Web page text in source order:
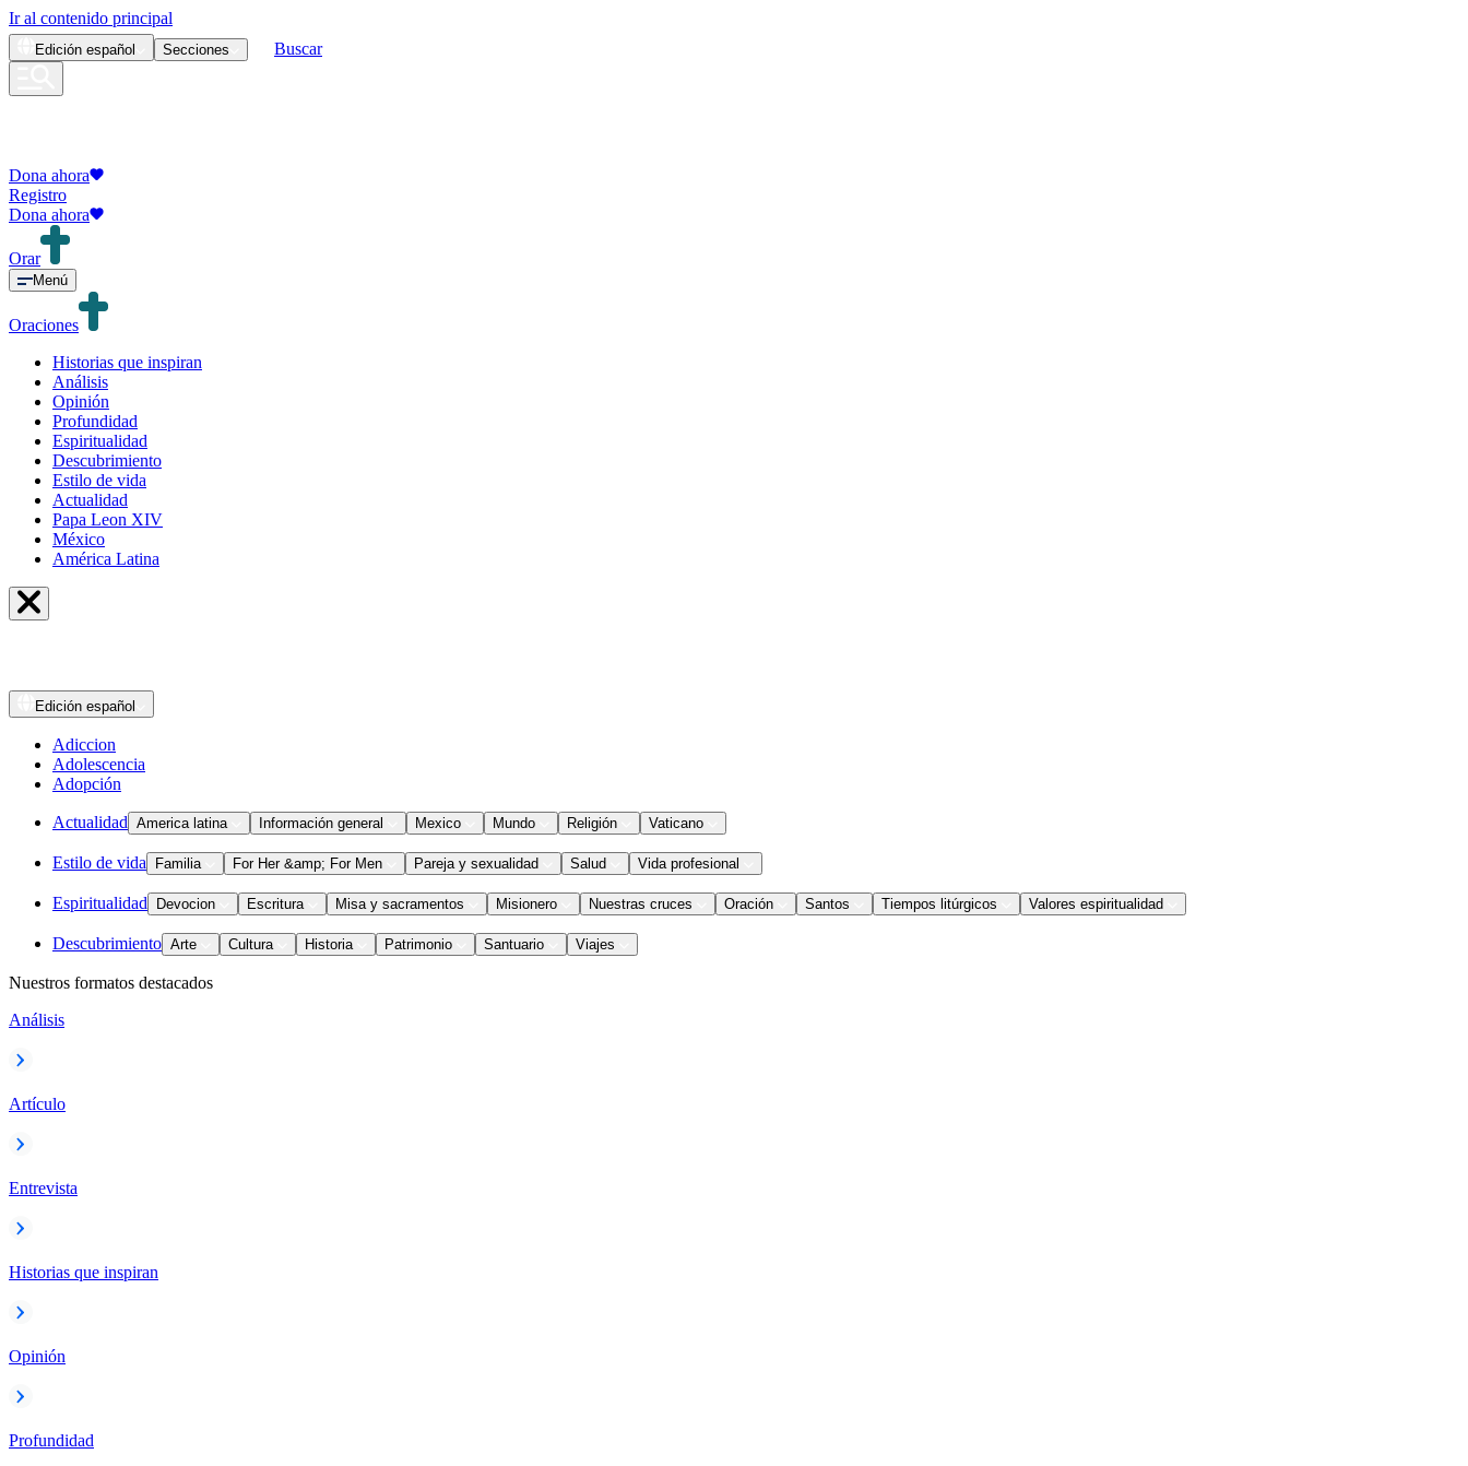
Ir al contenido principal
Edición español Secciones Buscar
Dona ahora
Registro
Dona ahora
Orar
Menú
Oraciones
Historias que inspiran
Análisis
Opinión
Profundidad
Espiritualidad
Descubrimiento
Estilo de vida
Actualidad
Papa Leon XIV
México
América Latina
Edición español
Adiccion
Adolescencia
Adopción
Actualidad America latina Información general Mexico Mundo Religión Vaticano
Estilo de vida Familia For Her &amp; For Men Pareja y sexualidad Salud Vida profesional
Espiritualidad Devocion Escritura Misa y sacramentos Misionero Nuestras cruces Oración Santos Tiempos litúrgicos Valores espiritualidad
Descubrimiento Arte Cultura Historia Patrimonio Santuario Viajes
Nuestros formatos destacados
Análisis
Artículo
Entrevista
Historias que inspiran
Opinión
Profundidad